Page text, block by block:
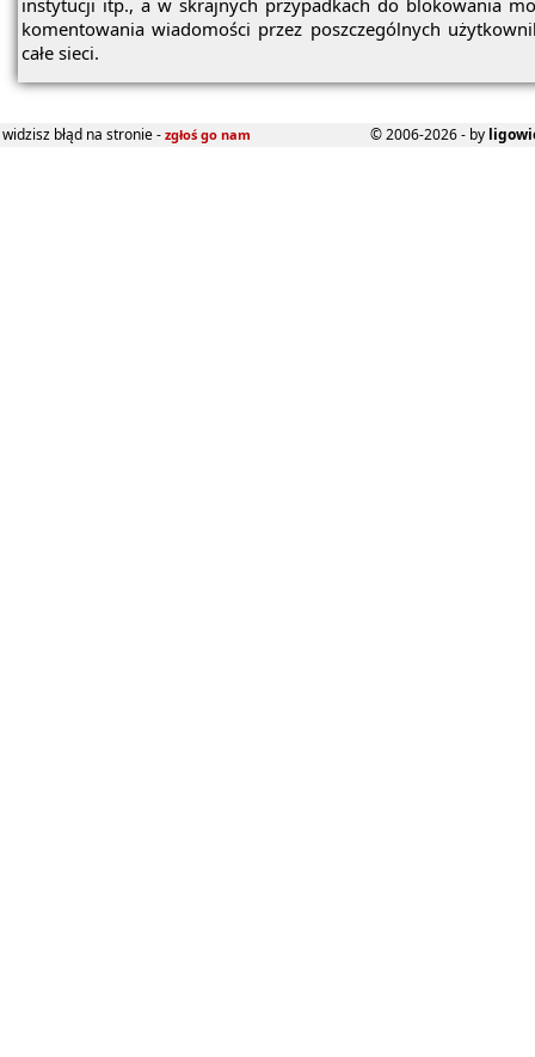
instytucji itp., a w skrajnych przypadkach do blokowania
komentowania wiadomości przez poszczególnych
całe sieci.
widzisz błąd na stronie - zgłoś go nam © 2006-2026 - by